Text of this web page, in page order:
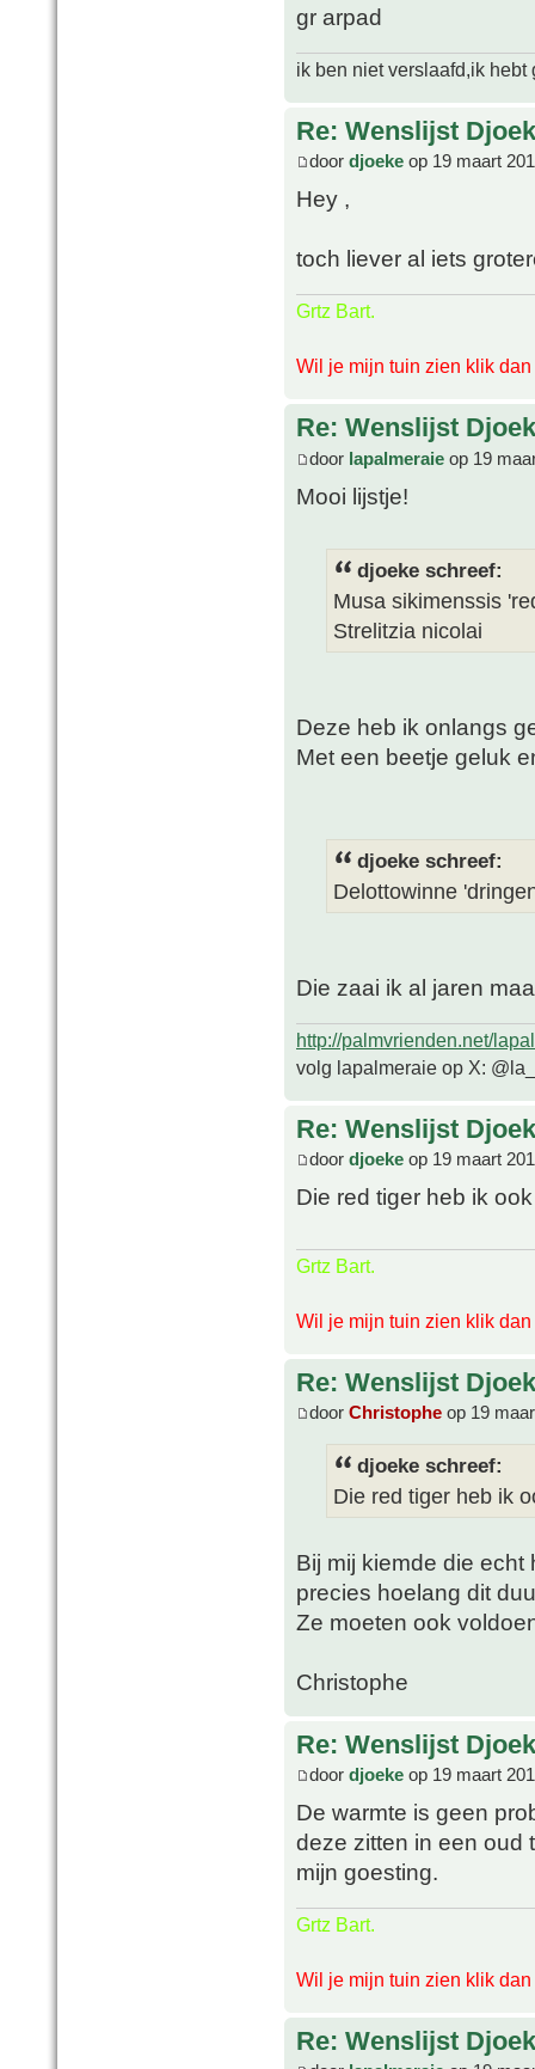
gr arpad
ik ben niet verslaafd,ik
Re: Wenslijst
door djoeke op 19 maart
Hey ,
toch liever al iets
Grtz Bart.
Wil je mijn tuin zien klik dan
Re: Wenslijst
door lapalmeraie op 19
Mooi lijstje!
djoeke schreef:
Musa sikimenssis
Strelitzia nicolai
Deze heb ik onlangs
Met een beetje geluk
djoeke schreef:
Delottowinne
Die zaai ik al jaren
http://palmvrienden.net/
volg lapalmeraie op X:
Re: Wenslijst
door djoeke op 19 maart
Die red tiger heb ik
Grtz Bart.
Wil je mijn tuin zien klik dan
Re: Wenslijst
door Christophe op 19
djoeke schreef:
Die red tiger heb ik
Bij mij kiemde die echt
precies hoelang dit
Ze moeten ook
Christophe
Re: Wenslijst
door djoeke op 19 maart
De warmte is geen
deze zitten in een oud
mijn goesting.
Grtz Bart.
Wil je mijn tuin zien klik dan
Re: Wenslijst